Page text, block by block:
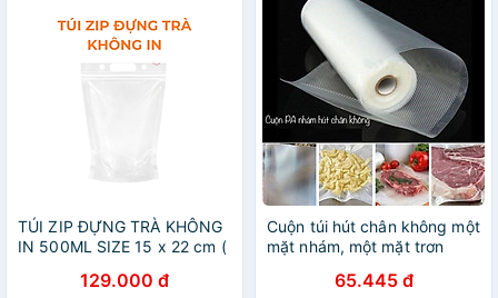
TÚI ZIP ĐỰNG TRÀ KHÔNG
IN 500ML SIZE 15 x 22 cm (
129.000 đ
Cuộn túi hút chân không một
mặt nhám, một mặt trơn
65.445 đ